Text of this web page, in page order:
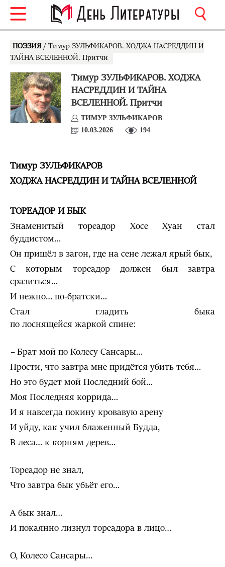
ПОЭЗИЯ / Тимур ЗУЛЬФИКАРОВ. ХОДЖА НАСРЕДДИН И
ТАЙНА ВСЕЛЕННОЙ. Притчи
Тимур ЗУЛЬФИКАРОВ. ХОДЖА
НАСРЕДДИН И ТАЙНА
ВСЕЛЕННОЙ. Притчи
ТИМУР ЗУЛЬФИКАРОВ
10.03.2026
194
Тимур ЗУЛЬФИКАРОВ
ХОДЖА НАСРЕДДИН И ТАЙНА ВСЕЛЕННОЙ
ТОРЕАДОР И БЫК
Знаменитый тореадор Хосе Хуан стал
буддистом…
Он пришёл в загон, где на сене лежал ярый бык,
С которым тореадор должен был завтра
сразиться…
И нежно… по-братски…
Стал гладить быка
по лоснящейся жаркой спине:
– Брат мой по Колесу Сансары…
Прости, что завтра мне придётся убить тебя…
Но это будет мой Последний бой…
Моя Последняя коррида…
И я навсегда покину кровавую арену
И уйду, как учил блаженный Будда,
В леса… к корням дерев…
Тореадор не знал,
Что завтра бык убьёт его…
А бык знал…
И покаянно лизнул тореадора в лицо…
О, Колесо Сансары…